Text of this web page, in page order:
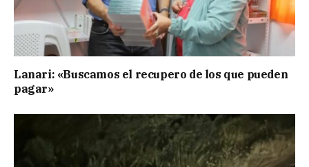
Lanari: «Buscamos el recupero de los que pueden
pagar»